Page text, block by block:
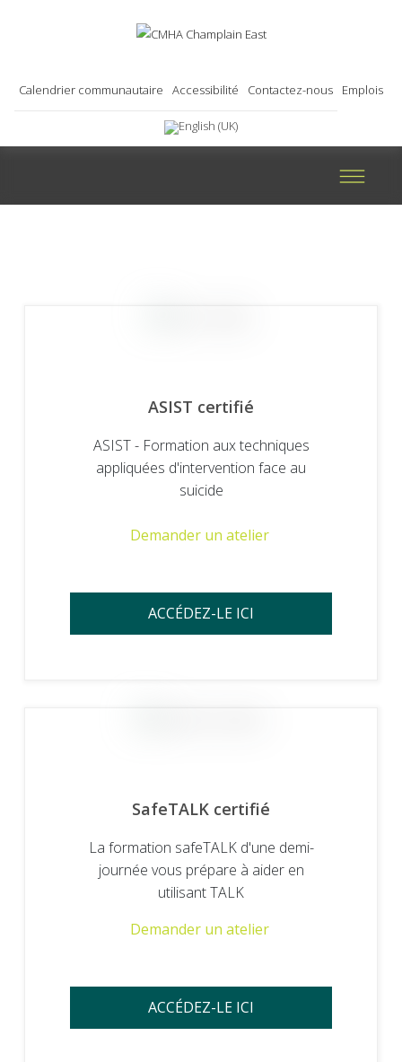
Calendrier communautaire Accessibilité Contactez-nous Emplois
ASIST certifié
ASIST - Formation aux techniques
appliquées d'intervention face au
suicide
Demander un atelier
ACCÉDEZ-LE ICI
SafeTALK certifié
La formation safeTALK d'une demi-
journée vous prépare à aider en
utilisant TALK
Demander un atelier
ACCÉDEZ-LE ICI